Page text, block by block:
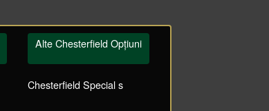
Alte Chesterfield Opțiuni
Chesterfield Special s